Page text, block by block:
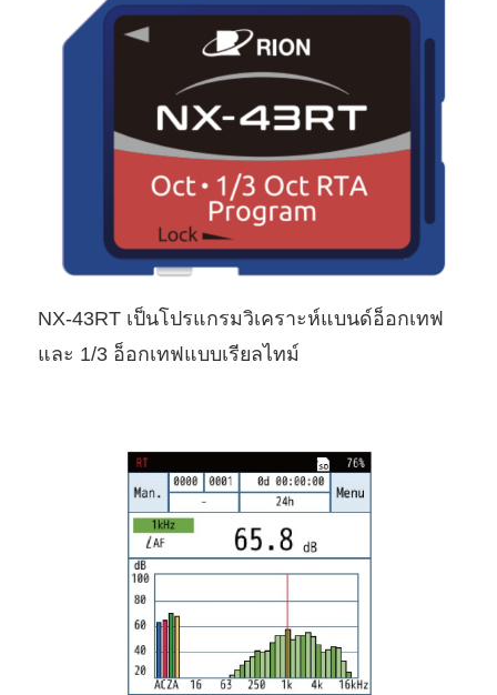
NX-43RT เป็นโปรแกรมวิเคราะห์แบนด์อ็อกเทฟ
และ 1/3 อ็อกเทฟแบบเรียลไทม์